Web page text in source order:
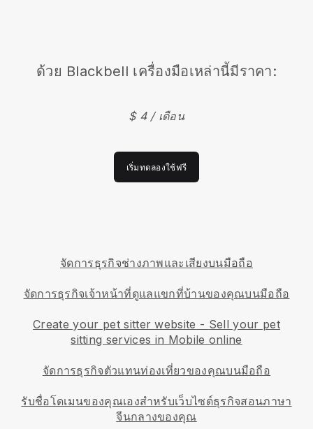
ด้วย Blackbell เครื่องมือเหล่านี้มีราคา:
$ 4 / เดือน
เริ่มทดลองใช้ฟรี
จัดการธุรกิจช่างภาพและเสียงบนมือถือ
จัดการธุรกิจเจ้าหน้าที่ดูแลแขกที่บ้านของคุณบนมือถือ
Create your pet sitter website - Sell your pet
sitting services in Mobile online
จัดการธุรกิจตัวแทนท่องเที่ยวของคุณบนมือถือ
รับชื่อโดเมนของคุณเองสำหรับเว็บไซต์ธุรกิจสอนภาษา
จีนกลางของคุณ